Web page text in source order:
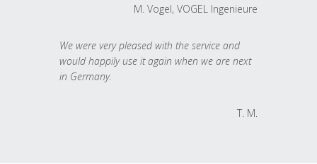
M. Vogel, VOGEL Ingenieure
We were very pleased with the service and
would happily use it again when we are next
in Germany.
T. M.